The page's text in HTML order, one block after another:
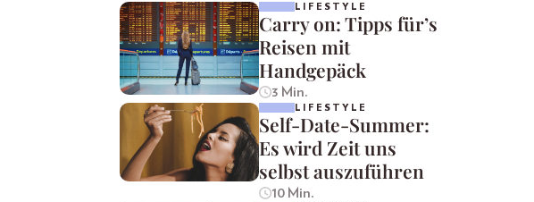
LIFESTYLE
Carry on: Tipps für’s
Reisen mit
Handgepäck
3 Min.
LIFESTYLE
Self-Date-Summer:
Es wird Zeit uns
selbst auszuführen
10 Min.